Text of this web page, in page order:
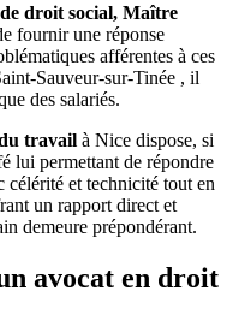
droit social, Maître
fournir une réponse
afférentes à ces
Sauveur-sur-Tinée , il
des salariés.
travail à Nice dispose, si
lui permettant de répondre
célérité et technicité tout en
un rapport direct et
demeure prépondérant.
avocat en droit